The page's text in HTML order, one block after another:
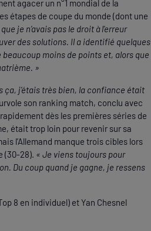
agacer un n°1 mondial de la
étapes de coupe du monde (dont une
je n’avais pas le droit à l’erreur
des solutions. Il a identifié quelques
beaucoup moins de points et, alors que
»
ça, j’étais très bien, la confiance était
son ranking match, conclu avec
dès les premières séries de
était trop loin pour revenir sur sa
l’Allemand manque trois cibles lors
(30-28). « Je viens toujours pour
Du coup quand je gagne, je ressens
8 en individuel) et Yan Chesnel